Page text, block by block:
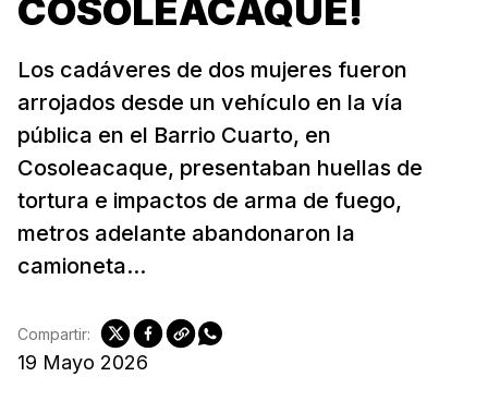
COSOLEACAQUE!
Los cadáveres de dos mujeres fueron
arrojados desde un vehículo en la vía
pública en el Barrio Cuarto, en
Cosoleacaque, presentaban huellas de
tortura e impactos de arma de fuego,
metros adelante abandonaron la
camioneta...
19 Mayo 2026
Compartir: